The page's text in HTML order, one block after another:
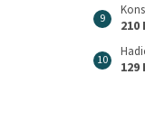
210
129